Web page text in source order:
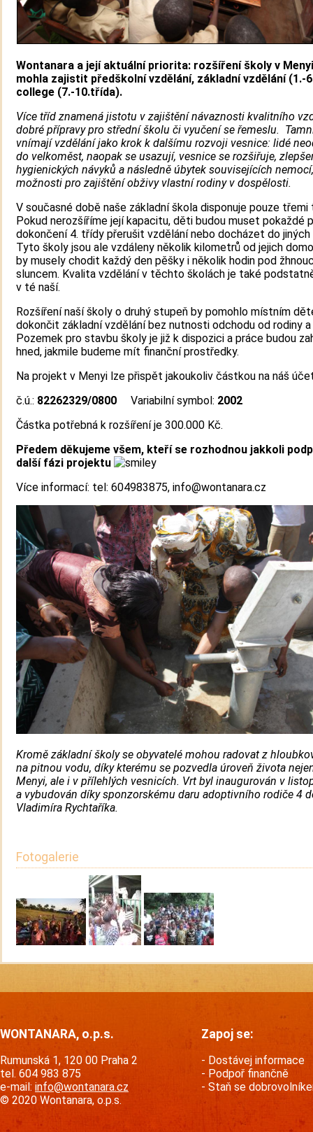
Wontanara a její aktuální priorita: rozšíření školy v
mohla zajistit předškolní vzdělání, základní vzdělání (1.-
college (7.-10.třída).
Více tříd znamená jistotu v zajištění návaznosti kvalitního
dobré přípravy pro střední školu či vyučení se řemeslu.
vnímají vzdělání jako krok k dalšímu rozvoji vesnice: lidé
do velkoměst, naopak se usazují, vesnice se rozšiřuje,
hygienických návyků a následně úbytek souvisejících
možnosti pro zajištění obživy vlastní rodiny v dospělosti.
V současné době naše základní škola disponuje pouze třemi
Pokud nerozšíříme její kapacitu, děti budou muset pokaždé
dokončení 4. třídy přerušit vzdělání nebo docházet do jiných
Tyto školy jsou ale vzdáleny několik kilometrů od jejich
by musely chodit každý den pěšky i několik hodin pod
sluncem. Kvalita vzdělání v těchto školách je také
v té naší.
Rozšíření naší školy o druhý stupeň by pomohlo místním
dokončit základní vzdělání bez nutnosti odchodu od rodiny a
Pozemek pro stavbu školy je již k dispozici a práce budou
hned, jakmile budeme mít finanční prostředky.
Na projekt v Menyi lze přispět jakoukoliv částkou na náš
č.ú.: 82262329/0800 Variabilní symbol: 2002
Částka potřebná k rozšíření je 300.000 Kč.
Předem děkujeme všem, kteří se rozhodnou jakkoli
další fázi projektu
Více informací: tel: 604983875, info@wontanara.cz
Kromě základní školy se obyvatelé mohou radovat z
na pitnou vodu, díky kterému se pozvedla úroveň života
Menyi, ale i v přílehlých vesnicích. Vrt byl inaugurován v
a vybudován díky sponzorskému daru adoptivního rodiče 4
Vladimíra Rychtaříka.
Fotogalerie
WONTANARA, o.p.s.
Rumunská 1, 120 00 Praha 2
tel. 604 983 875
e-mail: info@wontanara.cz
© 2020 Wontanara, o.p.s.
Zapoj se:
Dostávej informace
Podpoř finančně
Staň se